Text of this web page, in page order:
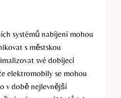
systémů nabíjení mohou
s městskou
své dobíjecí
elektromobily se mohou
v době nejlevnější